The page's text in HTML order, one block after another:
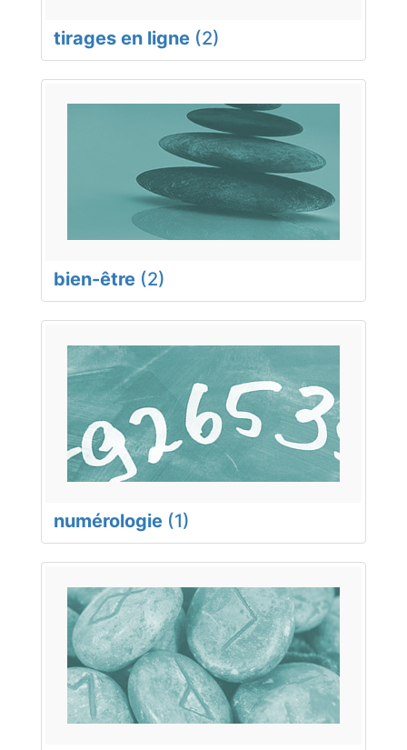
tirages en ligne (2)
bien-être (2)
numérologie (1)